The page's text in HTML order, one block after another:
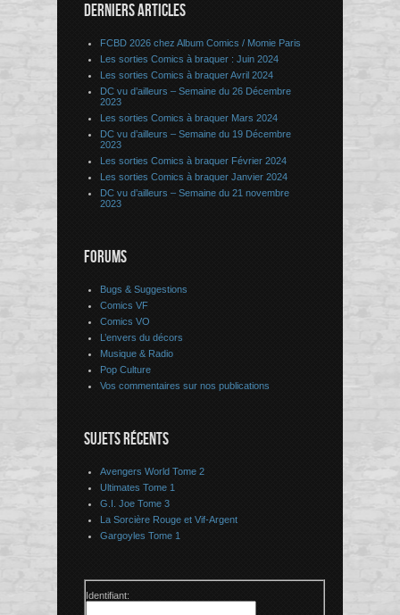
DERNIERS ARTICLES
FCBD 2026 chez Album Comics / Momie Paris
Les sorties Comics à braquer : Juin 2024
Les sorties Comics à braquer Avril 2024
DC vu d’ailleurs – Semaine du 26 Décembre
2023
Les sorties Comics à braquer Mars 2024
DC vu d’ailleurs – Semaine du 19 Décembre
2023
Les sorties Comics à braquer Février 2024
Les sorties Comics à braquer Janvier 2024
DC vu d’ailleurs – Semaine du 21 novembre
2023
FORUMS
Bugs & Suggestions
Comics VF
Comics VO
L’envers du décors
Musique & Radio
Pop Culture
Vos commentaires sur nos publications
SUJETS RÉCENTS
Avengers World Tome 2
Ultimates Tome 1
G.I. Joe Tome 3
La Sorcière Rouge et Vif-Argent
Gargoyles Tome 1
Identifiant: